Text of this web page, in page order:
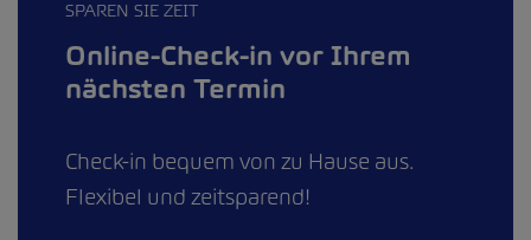
SPAREN SIE ZEIT
Online-Check-in vor Ihrem
nächsten Termin
Check-in bequem von zu Hause aus.
Flexibel und zeitsparend!